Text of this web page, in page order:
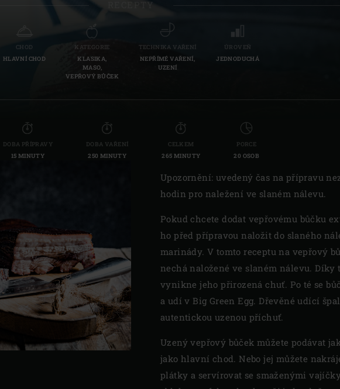
Spain | España
Sweden | Sverige
Turkey | Türkiye
RECEPTY
CHOD
HLAVNÍ CHOD
KATEGORIE
KLASIKA,
MASO,
VEPŘOVÝ BŮČEK
TECHNIKA VAŘENÍ
NEPŘÍMÉ VAŘENÍ,
UZENÍ
ÚROVEŇ
JEDNODUCHÁ
DOBA PŘÍPRAVY
15 MINUTY
DOBA VAŘENÍ
250 MINUTY
CELKEM
265 MINUTY
PORCE
20 OSOB
Upozornění: uvedený čas na přípravu
hodin pro naležení ve slaném nálevu.
Pokud chcete dodat vepřovému bůčku
ho před přípravou naložit do slaného
marinády. V tomto receptu na vepřový
nechá naložené ve slaném nálevu. Díky
vynikne jeho přirozená chuť. Po té se
a udí v Big Green Egg. Dřevěné udící
autentickou uzenou příchuť.
Uzený vepřový bůček můžete podávat
jako hlavní chod. Nebo jej můžete
plátky a servírovat se smaženými